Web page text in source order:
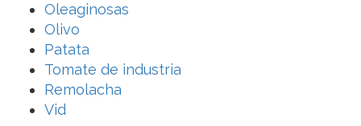
Oleaginosas
Olivo
Patata
Tomate de industria
Remolacha
Vid